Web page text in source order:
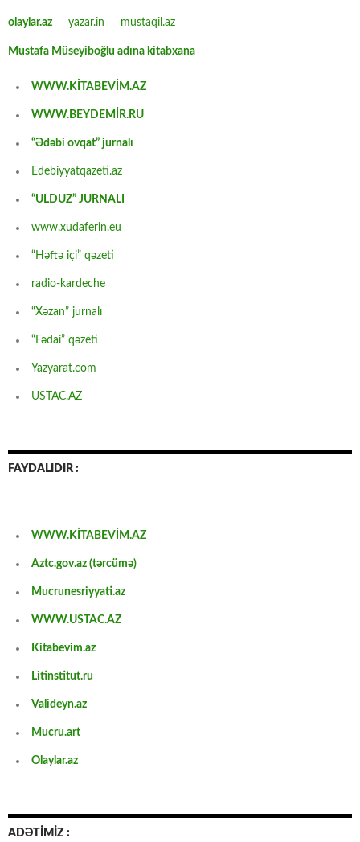
olaylar.az yazar.in mustaqil.az
Mustafa Müseyiboğlu adına kitabxana
WWW.KİTABEVİM.AZ
WWW.BEYDEMİR.RU
“Ədəbi ovqat” jurnalı
Edebiyyatqazeti.az
“ULDUZ” JURNALI
www.xudaferin.eu
“Həftə içi” qəzeti
radio-kardeche
“Xəzan” jurnalı
“Fədai” qəzeti
Yazyarat.com
USTAC.AZ
FAYDALIDIR :
WWW.KİTABEVİM.AZ
Aztc.gov.az (tərcümə)
Mucrunesriyyati.az
WWW.USTAC.AZ
Kitabevim.az
Litinstitut.ru
Valideyn.az
Mucru.art
Olaylar.az
ADƏTİMİZ :